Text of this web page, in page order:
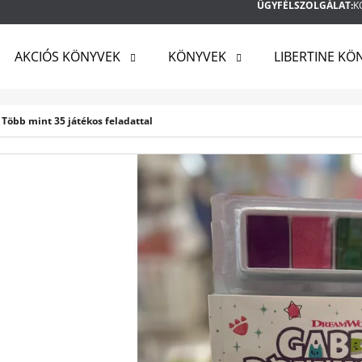
ÜGYFÉLSZOLGÁLAT:
AKCIÓS KÖNYVEK KÖNYVEK LIBERTINE
mint 35 játékos feladattal
KERESÉS
AJÁNLJUK